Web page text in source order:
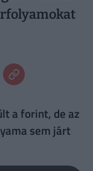
a forint, de az
sem járt